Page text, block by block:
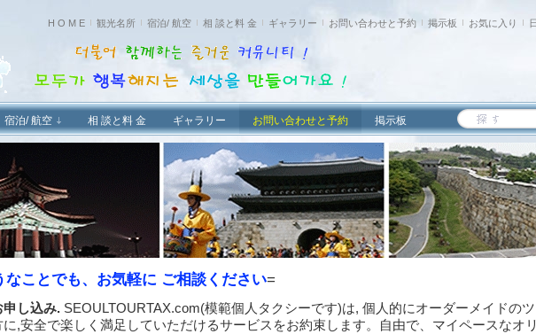
H O M E 観光名所 宿泊/ 航空 相 談と料 金 ギャラリー お問い合わせと予約 掲示板 お気に入り
宿泊/ 航空 相 談と料 金 ギャラリー お問い合わせと予約 掲示板
なことでも、お気軽に ご相談ください=
申し込み. SEOULTOURTAX.com(模範個人タクシーです)は, 個人的にオーダーメイドの
,安全で楽しく満足していただけるサービスをお約束します。自由で、マイペースなオ